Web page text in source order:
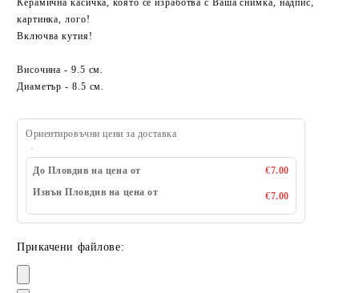
Керамична касичка, която се изработва с Ваша снимка, надпис,
картинка, лого!
Включва кутия!
Височина - 9.5 см.
Диаметър - 8.5 см.
Ориентировъчни цени за доставка
До Пловдив на цена от
€7.00
Извън Пловдив на цена от
€7.00
Прикачени файлове: